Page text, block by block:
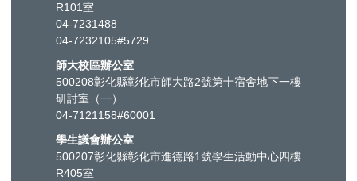
R101室
04-7231488
04-7232105#5729
師大校區辦公室
500208彰化縣彰化市師大路2號第十宿舍地下一樓
研討室（一）
04-7121158#60001
學生議會辦公室
500207彰化縣彰化市進德路1號學生活動中心四樓
R405室